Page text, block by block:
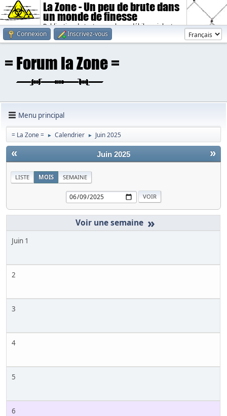
La Zone - Un peu de brute dans
un monde de finesse
Publication de textes sombres, débiles, violents.
Connexion
Inscrivez-vous
Menu principal
= La Zone = ► Calendrier ► Juin 2025
« »
Juin 2025
LISTE MOIS SEMAINE
»
Juin 1
2
3
4
5
6